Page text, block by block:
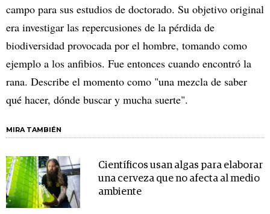
campo para sus estudios de doctorado. Su objetivo original
era investigar las repercusiones de la pérdida de
biodiversidad provocada por el hombre, tomando como
ejemplo a los anfibios. Fue entonces cuando encontró la
rana. Describe el momento como "una mezcla de saber
qué hacer, dónde buscar y mucha suerte".
MIRA TAMBIÉN
Científicos usan algas para elaborar
una cerveza que no afecta al medio
ambiente